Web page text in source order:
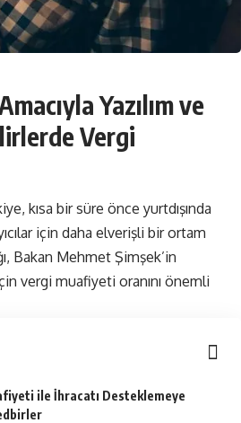
Yazılım ve
Vergi
kısa bir süre önce yurtdışında
için daha elverişli bir ortam
Bakan Mehmet Şimşek’in
vergi muafiyeti oranını önemli
ile İhracatı Desteklemeye